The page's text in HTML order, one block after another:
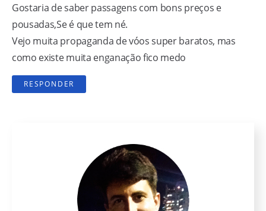
Gostaria de saber passagens com bons preços e
pousadas,Se é que tem né.
Vejo muita propaganda de vóos super baratos, mas
como existe muita enganação fico medo
RESPONDER